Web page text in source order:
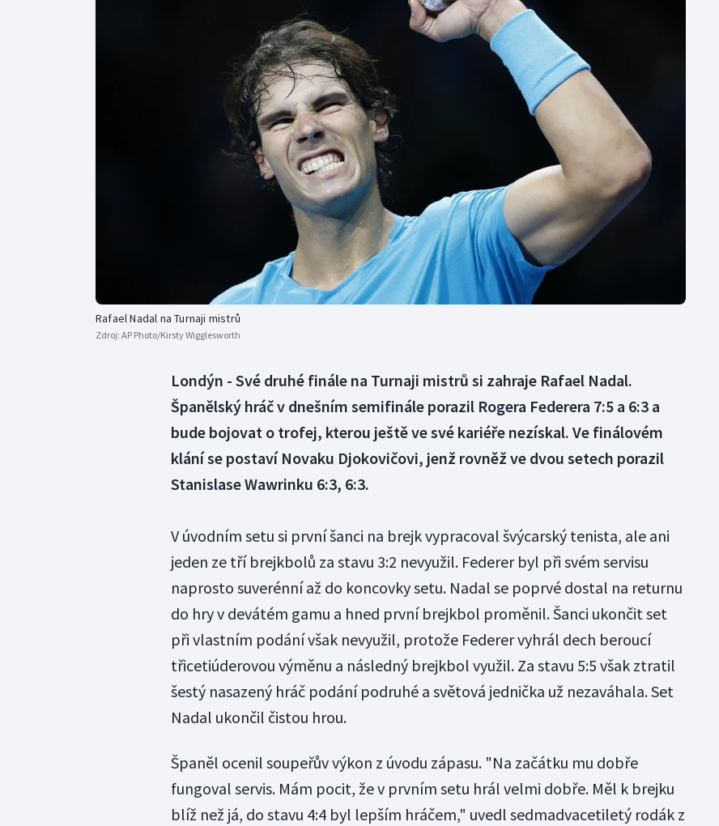
Dostihy
Florbal
Futsal
Golf
Gymnastika
Moderní pětiboj
Motorsport
Plážový volejbal
Vodní slalom
Volejbal
Rafael Nadal na Turnaji mistrů
Zdroj: AP Photo/Kirsty Wigglesworth
Londýn - Své druhé finále na Turnaji mistrů si zahraje Rafael Nadal.
Španělský hráč v dnešním semifinále porazil Rogera Federera 7:5 a 6:3 a
bude bojovat o trofej, kterou ještě ve své kariéře nezískal. Ve finálovém
klání se postaví Novaku Djokovičovi, jenž rovněž ve dvou setech porazil
Stanislase Wawrinku 6:3, 6:3.
V úvodním setu si první šanci na brejk vypracoval švýcarský tenista, ale ani
jeden ze tří brejkbolů za stavu 3:2 nevyužil. Federer byl při svém servisu
naprosto suverénní až do koncovky setu. Nadal se poprvé dostal na returnu
do hry v devátém gamu a hned první brejkbol proměnil. Šanci ukončit set
při vlastním podání však nevyužil, protože Federer vyhrál dech beroucí
třicetiúderovou výměnu a následný brejkbol využil. Za stavu 5:5 však ztratil
šestý nasazený hráč podání podruhé a světová jednička už nezaváhala. Set
Nadal ukončil čistou hrou.
Španěl ocenil soupeřův výkon z úvodu zápasu. "Na začátku mu dobře
fungoval servis. Mám pocit, že v prvním setu hrál velmi dobře. Měl k brejku
blíž než já, do stavu 4:4 byl lepším hráčem," uvedl sedmadvacetiletý rodák z